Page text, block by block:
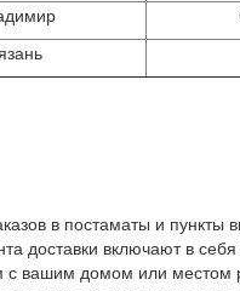
в постаматы и пункты
доставки включают в
с вашим домом или местом